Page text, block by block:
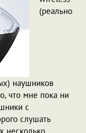
(реально
наушников
что мне пока ни
с
слушать